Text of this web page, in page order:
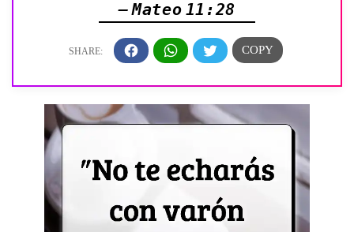
— Mateo 11:28